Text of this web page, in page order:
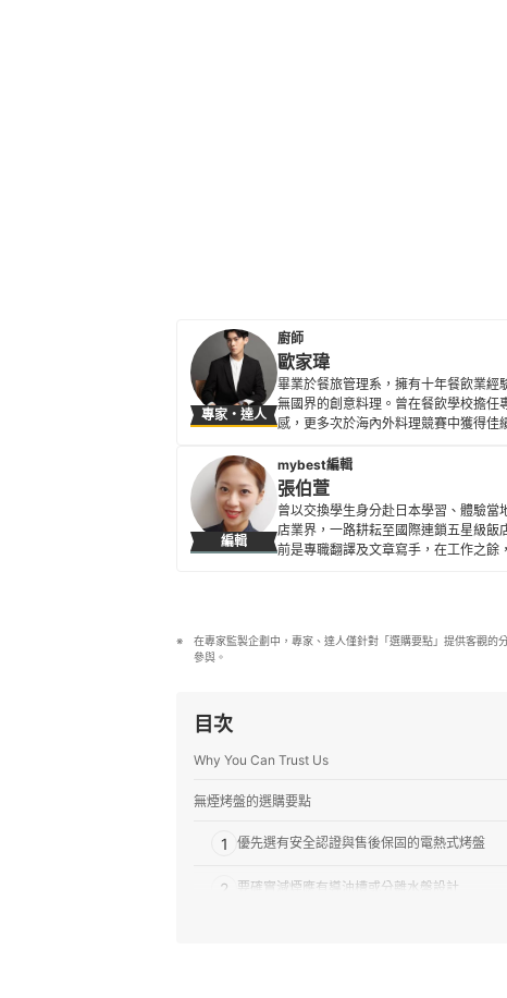
專家・達人
廚師
歐家瑋
畢業於餐旅管理系，擁有十年餐飲業
無國界的創意料理。曾在餐飲學校擔任
感，更多次於海內外料理競賽中獲得佳
魅力，並品味生活中的每個瞬間。
歐家瑋的簡介
編輯
mybest編輯
張伯萱
曾以交換學生身分赴日本學習、體驗
店業界，一路耕耘至國際連鎖五星級飯
前是專職翻譯及文章寫手，在工作之
在專家監製企劃中，專家、達人僅針對「選購要點」提供客觀
參與。
目次
Why You Can Trust Us
無煙烤盤的選購要點
1 優先選有安全認證與售後保固的電熱式烤盤
2 要確實減煙應有導油槽或分離水盤設計